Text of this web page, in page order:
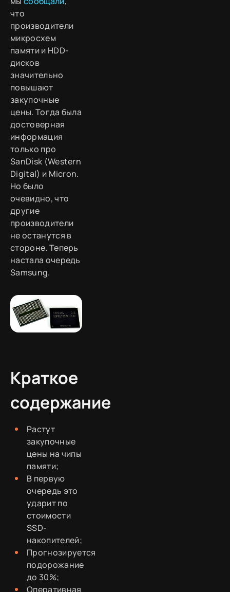
что
производители
микросхем
памяти и HDD-
дисков
значительно
повышают
закупочные
цены. Тогда была
достоверная
информация
только про
SanDisk (Western
Digital) и Micron.
Но было
очевидно, что
другие
производители
не останутся в
стороне. Теперь
настала очередь
Samsung.
Краткое
содержание
Растут
закупочные
цены на чипы
памяти;
В первую
очередь это
ударит по
стоимости
SSD-
накопителей;
Прогнозируется
подорожание
до 30%;
Оперативная